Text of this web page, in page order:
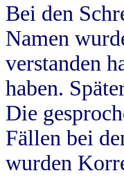
Bei den
Namen
verstanden
haben.
Die
Fällen bei
wurden